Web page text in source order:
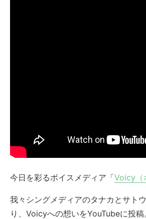
今日を彩るボイスメディア「Voicy（
我々シングメディアのタナカとサト
り、Voicyへの想いをYouTubeに投稿